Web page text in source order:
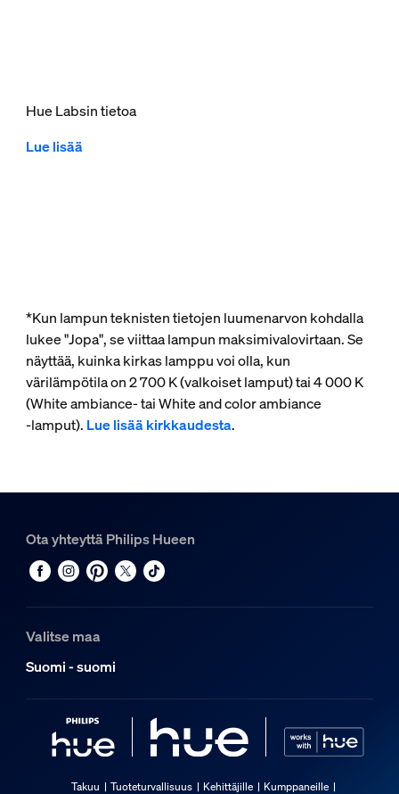
Hue Labsin tietoa
Lue lisää
*Kun lampun teknisten tietojen luumenarvon kohdalla
lukee "Jopa", se viittaa lampun maksimivalovirtaan. Se
näyttää, kuinka kirkas lamppu voi olla, kun
värilämpötila on 2 700 K (valkoiset lamput) tai 4 000 K
(White ambiance- tai White and color ambiance
‑lamput). Lue lisää kirkkaudesta.
Ota yhteyttä Philips Hueen
Valitse maa
Suomi - suomi
Takuu Tuoteturvallisuus Kehittäjille Kumppaneille